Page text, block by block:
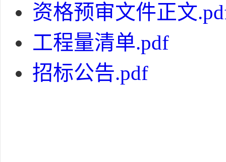
资格预审文件正文
工程量清单.pdf
招标公告.pdf